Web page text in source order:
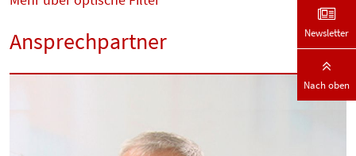
Ansprechpartner Newsletter
Nach oben